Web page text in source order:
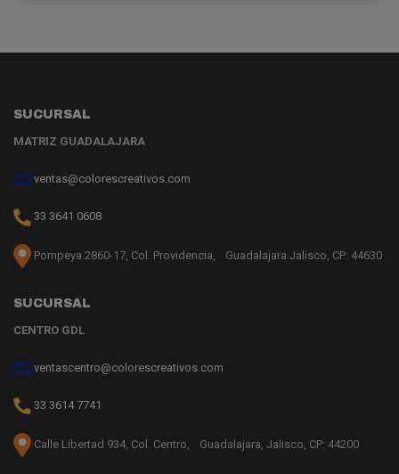
SUCURSAL
MATRIZ GUADALAJARA
ventas@colorescreativos.com
33 3641 0608
Pompeya 2860-17, Col. Providencia, Guadalajara Jalisco, CP: 44630
SUCURSAL
CENTRO GDL
ventascentro@colorescreativos.com
33 3614 7741
Calle Libertad 934, Col. Centro, Guadalajara, Jalisco, CP: 44200